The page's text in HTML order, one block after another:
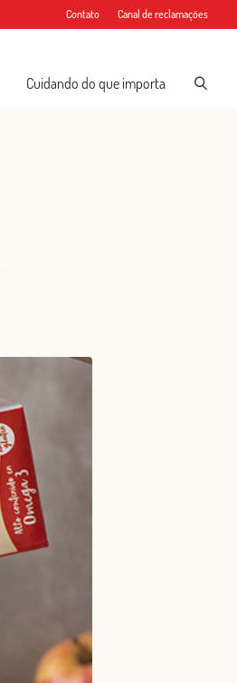
Contato Canal de reclamações
Cuidando do que importa